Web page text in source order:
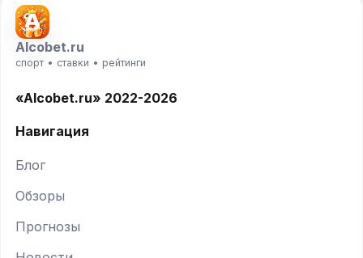
Alcobet.ru
спорт • ставки • рейтинги
«Alcobet.ru» 2022-2026
Навигация
Блог
Обзоры
Прогнозы